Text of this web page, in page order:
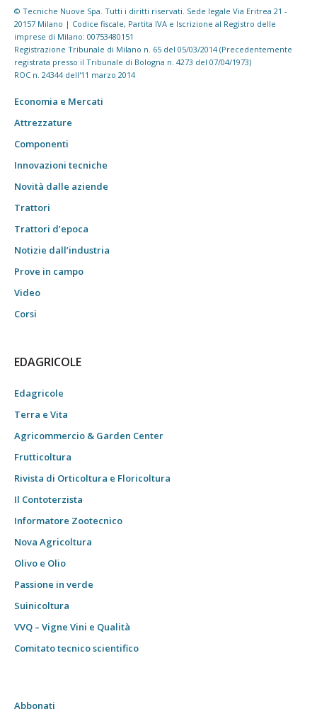
© Tecniche Nuove Spa. Tutti i diritti riservati. Sede legale Via Eritrea 21 -
20157 Milano | Codice fiscale, Partita IVA e Iscrizione al Registro delle
imprese di Milano: 00753480151
Registrazione Tribunale di Milano n. 65 del 05/03/2014 (Precedentemente
registrata presso il Tribunale di Bologna n. 4273 del 07/04/1973)
ROC n. 24344 dell'11 marzo 2014
Economia e Mercati
Attrezzature
Componenti
Innovazioni tecniche
Novità dalle aziende
Trattori
Trattori d’epoca
Notizie dall’industria
Prove in campo
Video
Corsi
EDAGRICOLE
Edagricole
Terra e Vita
Agricommercio & Garden Center
Frutticoltura
Rivista di Orticoltura e Floricoltura
Il Contoterzista
Informatore Zootecnico
Nova Agricoltura
Olivo e Olio
Passione in verde
Suinicoltura
VVQ – Vigne Vini e Qualità
Comitato tecnico scientifico
Abbonati